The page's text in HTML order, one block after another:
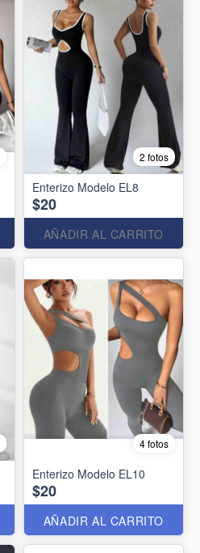
2 fotos
Enterizo Modelo EL8
$20
AÑADIR AL CARRITO
4 fotos
Enterizo Modelo EL10
$20
AÑADIR AL CARRITO